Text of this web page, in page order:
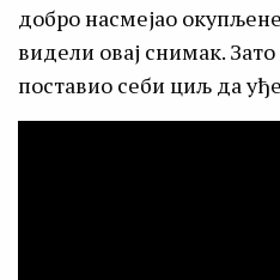
добро насмејао
видели овај снимак.
поставио себи циљ да